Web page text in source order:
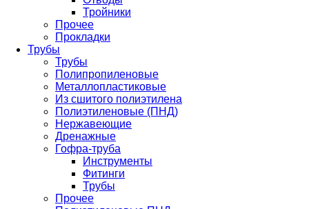
Тройники
Прочее
Прокладки
Трубы
Трубы
Полипропиленовые
Металлопластиковые
Из сшитого полиэтилена
Полиэтиленовые (ПНД)
Нержавеющие
Дренажные
Гофра-труба
Инструменты
Фитинги
Трубы
Прочее